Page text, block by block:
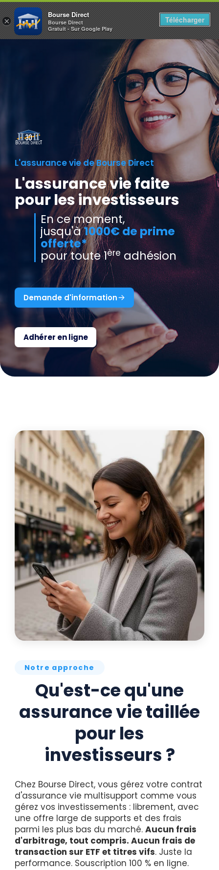
L'assurance vie de Bourse Direct
L'assurance vie faite
pour les investisseurs
En ce moment,
jusqu'à1000€ de prime
offerte*
pour toute 1ère adhésion
Demande d'information
Adhérer en ligne
Notre approche
Qu'est-ce qu'une
assurance vie taillée
pour les
investisseurs ?
Chez Bourse Direct, vous gérez votre contrat
d'assurance vie multisupport comme vous
gérez vos investissements : librement, avec
une offre large de supports et des frais
parmi les plus bas du marché. Aucun frais
d'arbitrage, tout compris. Aucun frais de
transaction sur ETF et titres vifs. Juste la
performance. Souscription 100 % en ligne.
×
Bourse Direct
Bourse Direct
Gratuit - Sur Google Play
Télécharger